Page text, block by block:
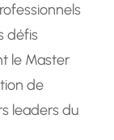
défis
le Master
de
leaders du